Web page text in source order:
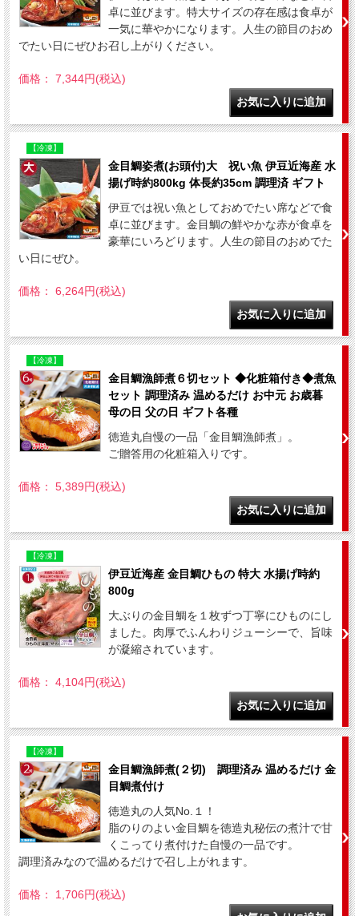
卓に並びます。特大サイズの存在感は食卓が
一気に華やかになります。人生の節目のおめ
でたい日にぜひお召し上がりください。
価格： 7,344円(税込)
【冷凍】
金目鯛姿煮(お頭付)大 祝い魚 伊豆近海産 水
揚げ時約800kg 体長約35cm 調理済 ギフト
伊豆では祝い魚としておめでたい席などで食
卓に並びます。金目鯛の鮮やかな赤が食卓を
豪華にいろどります。人生の節目のおめでた
い日にぜひ。
価格： 6,264円(税込)
【冷凍】
金目鯛漁師煮６切セット ◆化粧箱付き◆煮魚
セット 調理済み 温めるだけ お中元 お歳暮
母の日 父の日 ギフト各種
徳造丸自慢の一品「金目鯛漁師煮」。
ご贈答用の化粧箱入りです。
価格： 5,389円(税込)
【冷凍】
伊豆近海産 金目鯛ひもの 特大 水揚げ時約
800g
大ぶりの金目鯛を１枚ずつ丁寧にひものにし
ました。肉厚でふんわりジューシーで、旨味
が凝縮されています。
価格： 4,104円(税込)
【冷凍】
金目鯛漁師煮(２切) 調理済み 温めるだけ 金
目鯛煮付け
徳造丸の人気No.１！
脂のりのよい金目鯛を徳造丸秘伝の煮汁で甘
くこってり煮付けた自慢の一品です。
調理済みなので温めるだけで召し上がれます。
価格： 1,706円(税込)